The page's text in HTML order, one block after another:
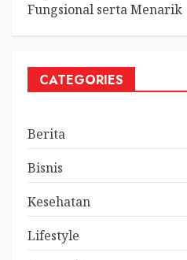
Fungsional serta Menarik
CATEGORIES
Berita
Bisnis
Kesehatan
Lifestyle